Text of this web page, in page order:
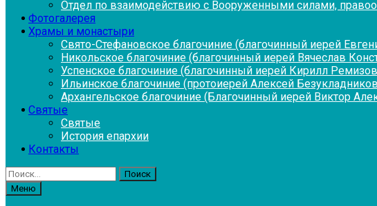
Отдел по взаимодействию с Вооруженными силами,
Фотогалерея
Храмы и монастыри
Свято-Стефановское благочиние (благочинный иерей
Никольское благочиние (благочинный иерей Вячеслав
Успенское благочиние (благочинный иерей Кирилл
Ильинское благочиние (протоиерей Алексей
Архангельское благочиние (Благочинный иерей Виктор
Святые
Святые
История епархии
Контакты
Найти:
Меню